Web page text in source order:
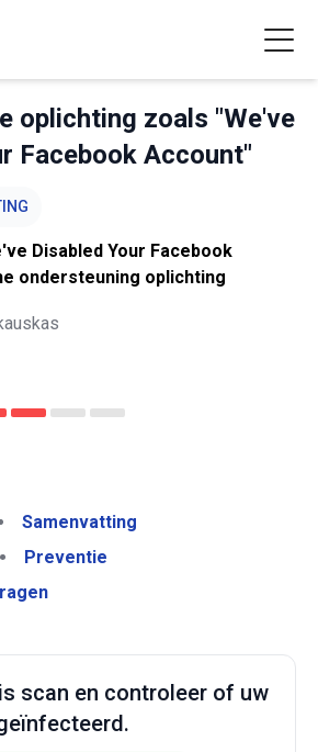
oplichting zoals "We've
Facebook Account"
Disabled Your Facebook
ondersteuning oplichting
Samenvatting
Preventie
scan en controleer of uw